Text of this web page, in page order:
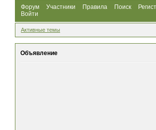
Форум Участники Правила Поиск
Войти
Активные темы
Объявление